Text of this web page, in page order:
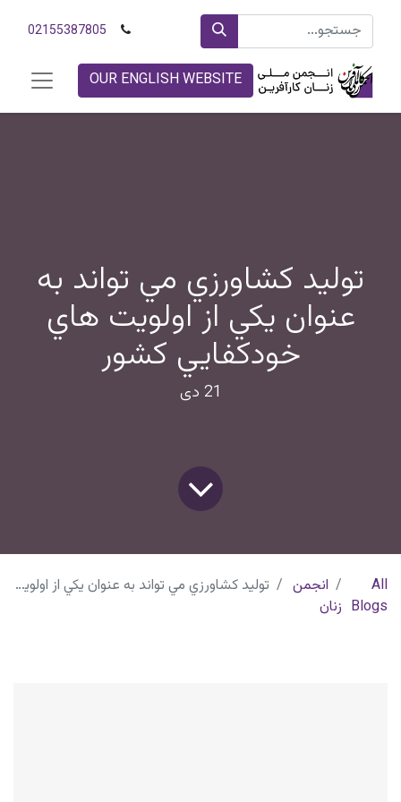
02155387805
OUR ENGLISH WEBSITE
توليد كشاورزي مي تواند به
عنوان يكي از اولويت هاي
خودكفايي كشور
21 دی
All
Blogs
انجمن
زنان
توليد كشاورزي مي تواند به عنوان يكي از اولويت هاي خودكفايي كشور